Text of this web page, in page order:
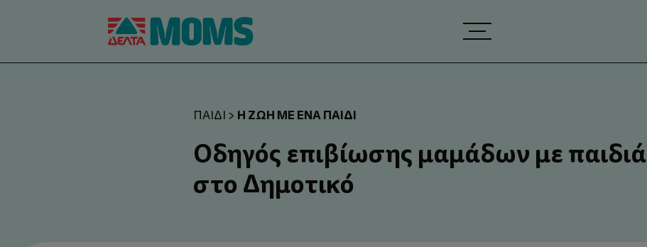
ΠΑΙΔΊ > Η ΖΩΉ ΜΕ ΈΝΑ ΠΑΙΔΊ
Οδηγός επιβίωσης μαμάδων με παιδιά
στο Δημοτικό